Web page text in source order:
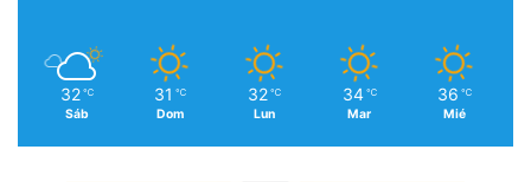
32 ℃
Sáb
31 ℃
Dom
32 ℃
Lun
34 ℃
Mar
36 ℃
Mié